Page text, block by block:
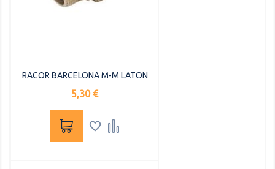
RACOR BARCELONA M-M LATON
Precio
5,30 €
 